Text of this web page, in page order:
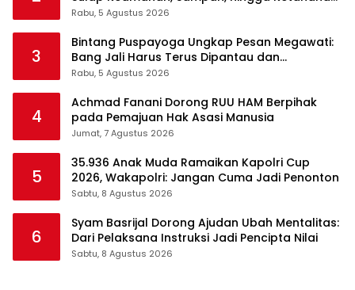
Pangan Jadi Satu Sistem
Rabu, 5 Agustus 2026
3
Bintang Puspayoga Ungkap Pesan Megawati:
Bang Jali Harus Terus Dipantau dan
Dikembangkan
Rabu, 5 Agustus 2026
4
Achmad Fanani Dorong RUU HAM Berpihak
pada Pemajuan Hak Asasi Manusia
Jumat, 7 Agustus 2026
5
35.936 Anak Muda Ramaikan Kapolri Cup
2026, Wakapolri: Jangan Cuma Jadi Penonton
Sabtu, 8 Agustus 2026
6
Syam Basrijal Dorong Ajudan Ubah Mentalitas:
Dari Pelaksana Instruksi Jadi Pencipta Nilai
Sabtu, 8 Agustus 2026